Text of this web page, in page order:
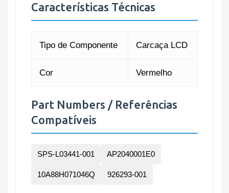
Características Técnicas
Tipo de Componente Carcaça LCD
Cor Vermelho
Part Numbers / Referências
Compatíveis
SPS-L03441-001 AP2040001E0
10A88H071046Q 926293-001